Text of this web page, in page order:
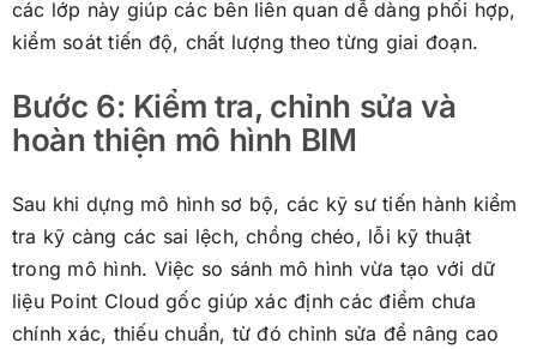
các lớp này giúp các bên liên quan dễ dàng phối hợp,
kiểm soát tiến độ, chất lượng theo từng giai đoạn.
Bước 6: Kiểm tra, chỉnh sửa và
hoàn thiện mô hình BIM
Sau khi dựng mô hình sơ bộ, các kỹ sư tiến hành kiểm
tra kỹ càng các sai lệch, chồng chéo, lỗi kỹ thuật
trong mô hình. Việc so sánh mô hình vừa tạo với dữ
liệu Point Cloud gốc giúp xác định các điểm chưa
chính xác, thiếu chuẩn, từ đó chỉnh sửa để nâng cao